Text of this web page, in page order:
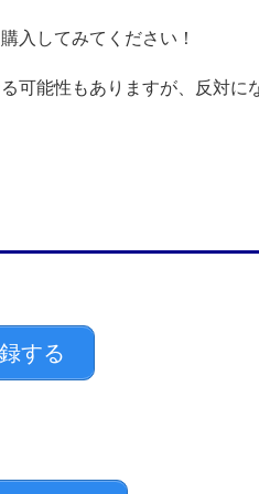
入してみてください！
可能性もありますが、反対に
する